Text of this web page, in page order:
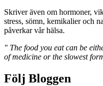
Skriver även om hormoner,
stress, sömn, kemikalier och
påverkar vår hälsa.
" The food you eat can be
of medicine or the slowest
Följ Bloggen